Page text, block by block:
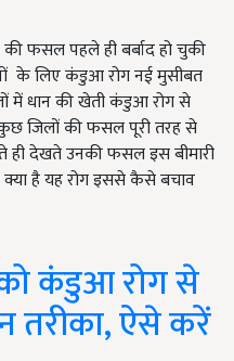
फसल पहले ही बर्बाद हो चुकी
के लिए कंडुआ रोग नई मुसीबत
में धान की खेती कंडुआ रोग से
कुछ जिलों की फसल पूरी तरह से
ही देखते उनकी फसल इस बीमारी
है यह रोग इससे कैसे बचाव
कंडुआ रोग से
तरीका, ऐसे करें